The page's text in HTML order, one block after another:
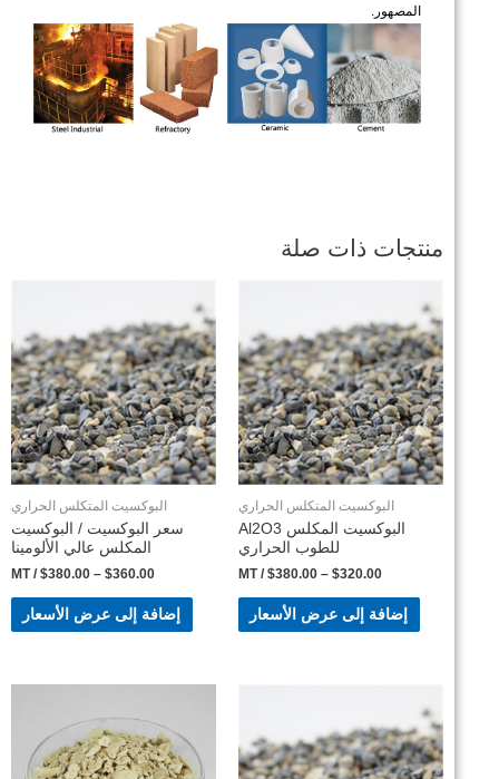
المصهور.
منتجات ذات صلة
البوكسيت المتكلس الحراري
البوكسيت المكلس Al2O3
للطوب الحراري
$320.00
–
$380.00
/ MT
إضافة إلى عرض الأسعار
البوكسيت المتكلس الحراري
سعر البوكسيت / البوكسيت
المكلس عالي الألومينا
$360.00
–
$380.00
/ MT
إضافة إلى عرض الأسعار